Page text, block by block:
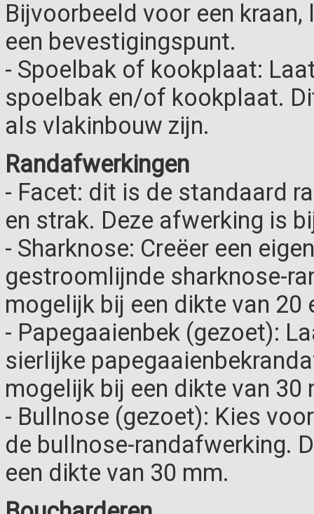
Bijvoorbeeld voor een
een bevestigingspunt.
- Spoelbak of kookplaat:
spoelbak en/of kookplaat.
als vlakinbouw zijn.
Randafwerkingen
- Facet: dit is de standaard
en strak. Deze afwerking is
- Sharknose: Creëer een
gestroomlijnde sharknose-
mogelijk bij een dikte van 20
- Papegaaienbek (gezoet):
sierlijke
mogelijk bij een dikte van 30
- Bullnose (gezoet): Kies
de bullnose-randafwerking.
een dikte van 30 mm.